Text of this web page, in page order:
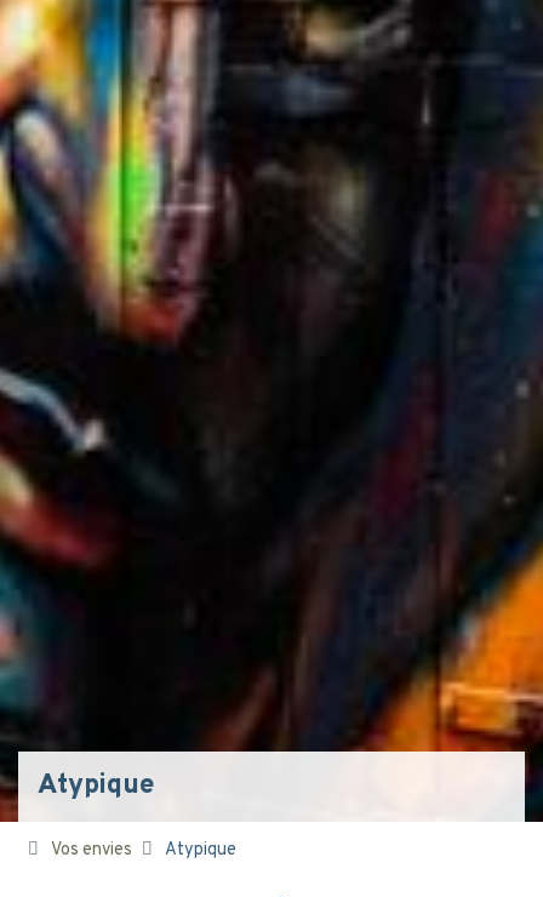
Atypique
Vos envies Atypique